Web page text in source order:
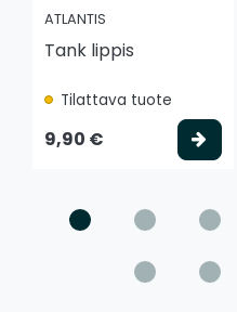
ATLANTIS
Tank lippis
Tilattava tuote
9,90 €